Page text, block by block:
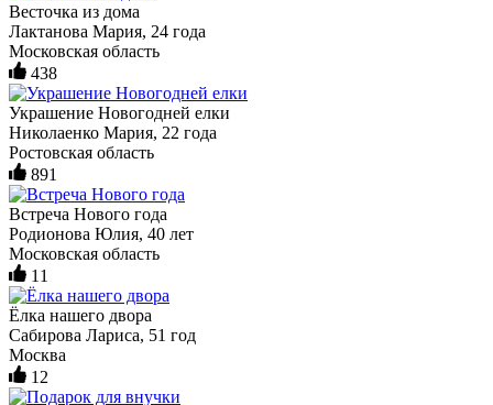
Весточка из дома
Лактанова Мария, 24 года
Московская область
438
Украшение Новогодней елки
Николаенко Мария, 22 года
Ростовская область
891
Встреча Нового года
Родионова Юлия, 40 лет
Московская область
11
Ёлка нашего двора
Сабирова Лариса, 51 год
Москва
12